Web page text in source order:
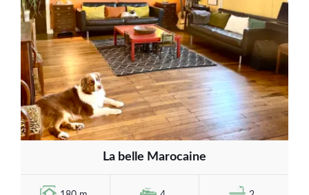
La belle Marocaine